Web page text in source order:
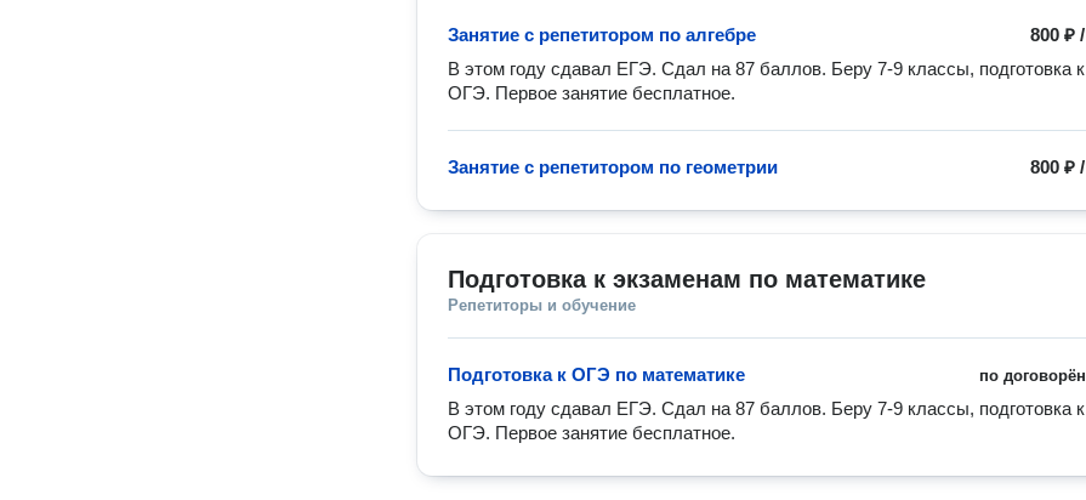
800 ₽
Занятие с репетитором по алгебре
В этом году сдавал ЕГЭ. Сдал на 87 баллов. Беру 7-9 классы, подготовка к
ОГЭ. Первое занятие бесплатное.
800 ₽
Занятие с репетитором по геометрии
Подготовка к экзаменам по математике
Репетиторы и обучение
по
Подготовка к ОГЭ по математике
В этом году сдавал ЕГЭ. Сдал на 87 баллов. Беру 7-9 классы, подготовка к
ОГЭ. Первое занятие бесплатное.